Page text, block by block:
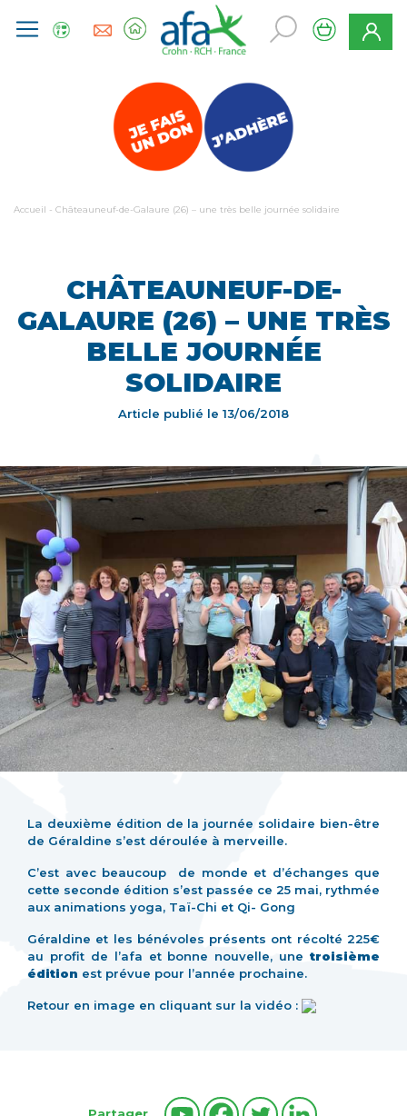
Accueil - Châteauneuf-de-Galaure (26) – une très belle journée solidaire
CHÂTEAUNEUF-DE-
GALAURE (26) – UNE TRÈS
BELLE JOURNÉE
SOLIDAIRE
Article publié le 13/06/2018
La deuxième édition de la journée solidaire bien-être
de Géraldine s’est déroulée à merveille.
C’est avec beaucoup de monde et d’échanges que
cette seconde édition s’est passée ce 25 mai, rythmée
aux animations yoga, Taï-Chi et Qi- Gong
Géraldine et les bénévoles présents ont récolté 225€
au profit de l’afa et bonne nouvelle, une troisième
édition est prévue pour l’année prochaine.
Retour en image en cliquant sur la vidéo :